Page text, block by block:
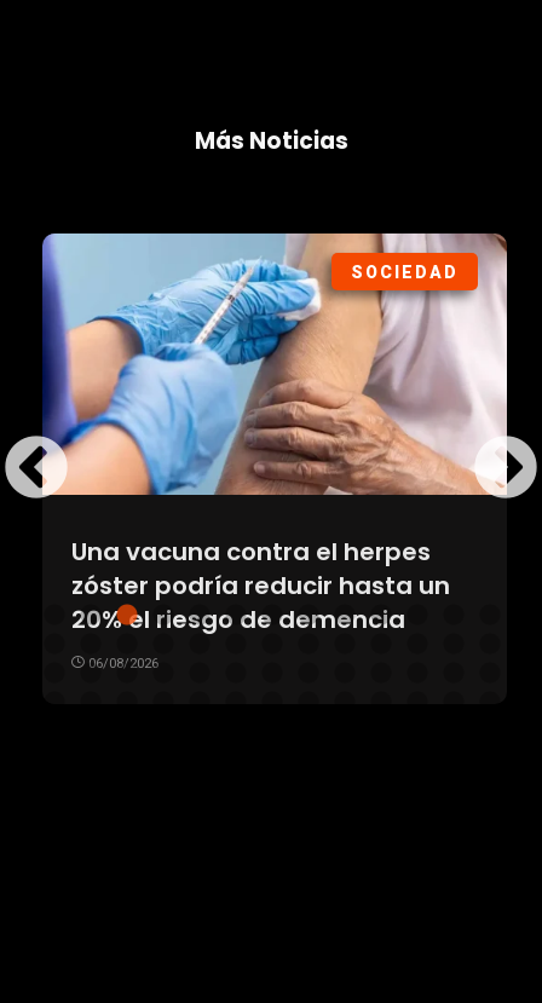
Más Noticias
SOCIEDAD
Una vacuna contra el herpes
zóster podría reducir hasta un
20% el riesgo de demencia
06/08/2026